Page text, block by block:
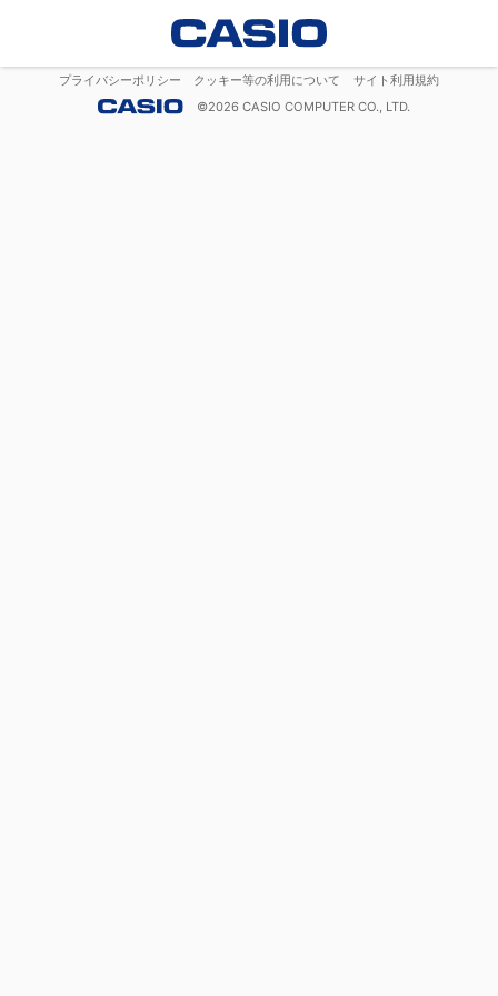
プライバシーポリシー クッキー等の利用について
サイト利用規約
©2026 CASIO COMPUTER CO., LTD.